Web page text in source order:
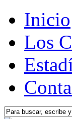
Inicio
Los